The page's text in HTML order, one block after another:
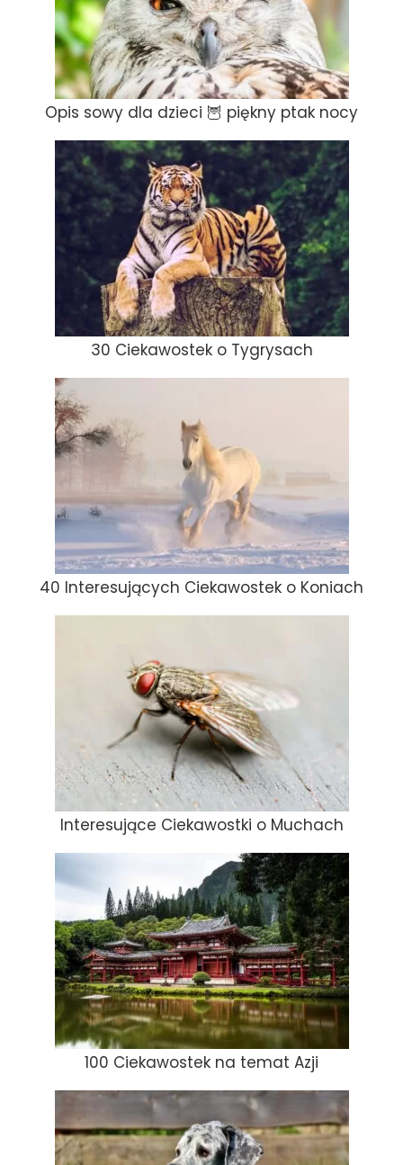
Opis sowy dla dzieci 🦉 piękny ptak nocy
30 Ciekawostek o Tygrysach
40 Interesujących Ciekawostek o Koniach
Interesujące Ciekawostki o Muchach
100 Ciekawostek na temat Azji